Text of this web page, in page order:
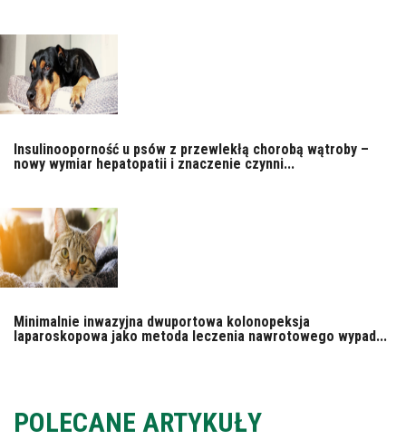
Insulinooporność u psów z przewlekłą chorobą wątroby –
nowy wymiar hepatopatii i znaczenie czynni...
Minimalnie inwazyjna dwuportowa kolonopeksja
laparoskopowa jako metoda leczenia nawrotowego wypad...
POLECANE ARTYKUŁY